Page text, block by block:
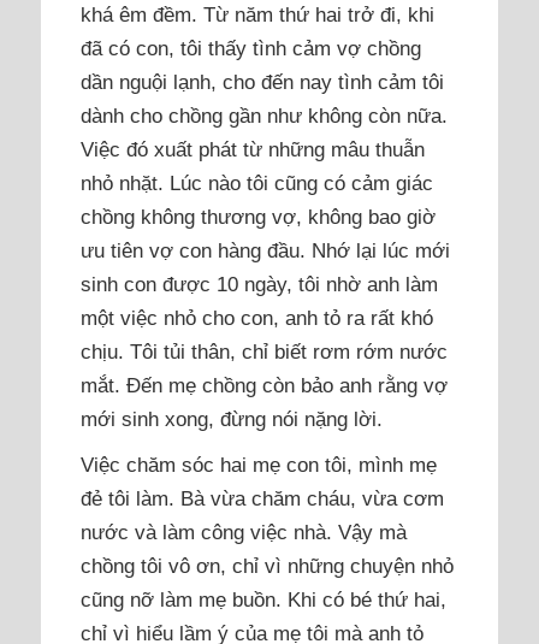
khá êm đềm. Từ năm thứ hai trở đi, khi
đã có con, tôi thấy tình cảm vợ chồng
dần nguội lạnh, cho đến nay tình cảm tôi
dành cho chồng gần như không còn nữa.
Việc đó xuất phát từ những mâu thuẫn
nhỏ nhặt. Lúc nào tôi cũng có cảm giác
chồng không thương vợ, không bao giờ
ưu tiên vợ con hàng đầu. Nhớ lại lúc mới
sinh con được 10 ngày, tôi nhờ anh làm
một việc nhỏ cho con, anh tỏ ra rất khó
chịu. Tôi tủi thân, chỉ biết rơm rớm nước
mắt. Đến mẹ chồng còn bảo anh rằng vợ
mới sinh xong, đừng nói nặng lời.
Việc chăm sóc hai mẹ con tôi, mình mẹ
đẻ tôi làm. Bà vừa chăm cháu, vừa cơm
nước và làm công việc nhà. Vậy mà
chồng tôi vô ơn, chỉ vì những chuyện nhỏ
cũng nỡ làm mẹ buồn. Khi có bé thứ hai,
chỉ vì hiểu lầm ý của mẹ tôi mà anh tỏ